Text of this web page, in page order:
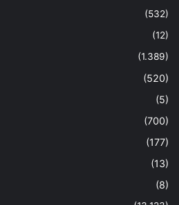
(532)
(12)
(1.389)
(520)
(5)
(700)
(177)
(13)
(8)